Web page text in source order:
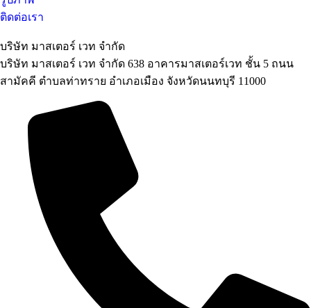
ติดต่อเรา
บริษัท มาสเตอร์ เวท จำกัด
บริษัท มาสเตอร์ เวท จำกัด 638 อาคารมาสเตอร์เวท ชั้น 5 ถนน
สามัคคี ตำบลท่าทราย อำเภอเมือง จังหวัดนนทบุรี 11000